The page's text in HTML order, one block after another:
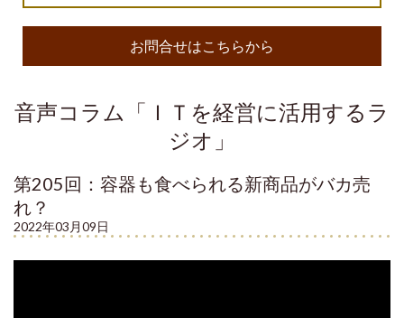
お問合せはこちらから
音声コラム「ＩＴを経営に活用するラ
ジオ」
第205回：容器も食べられる新商品がバカ売
れ？
2022年03月09日